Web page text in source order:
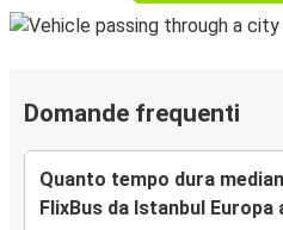
Domande frequenti
Quanto tempo dura
FlixBus da Istanbul Europa